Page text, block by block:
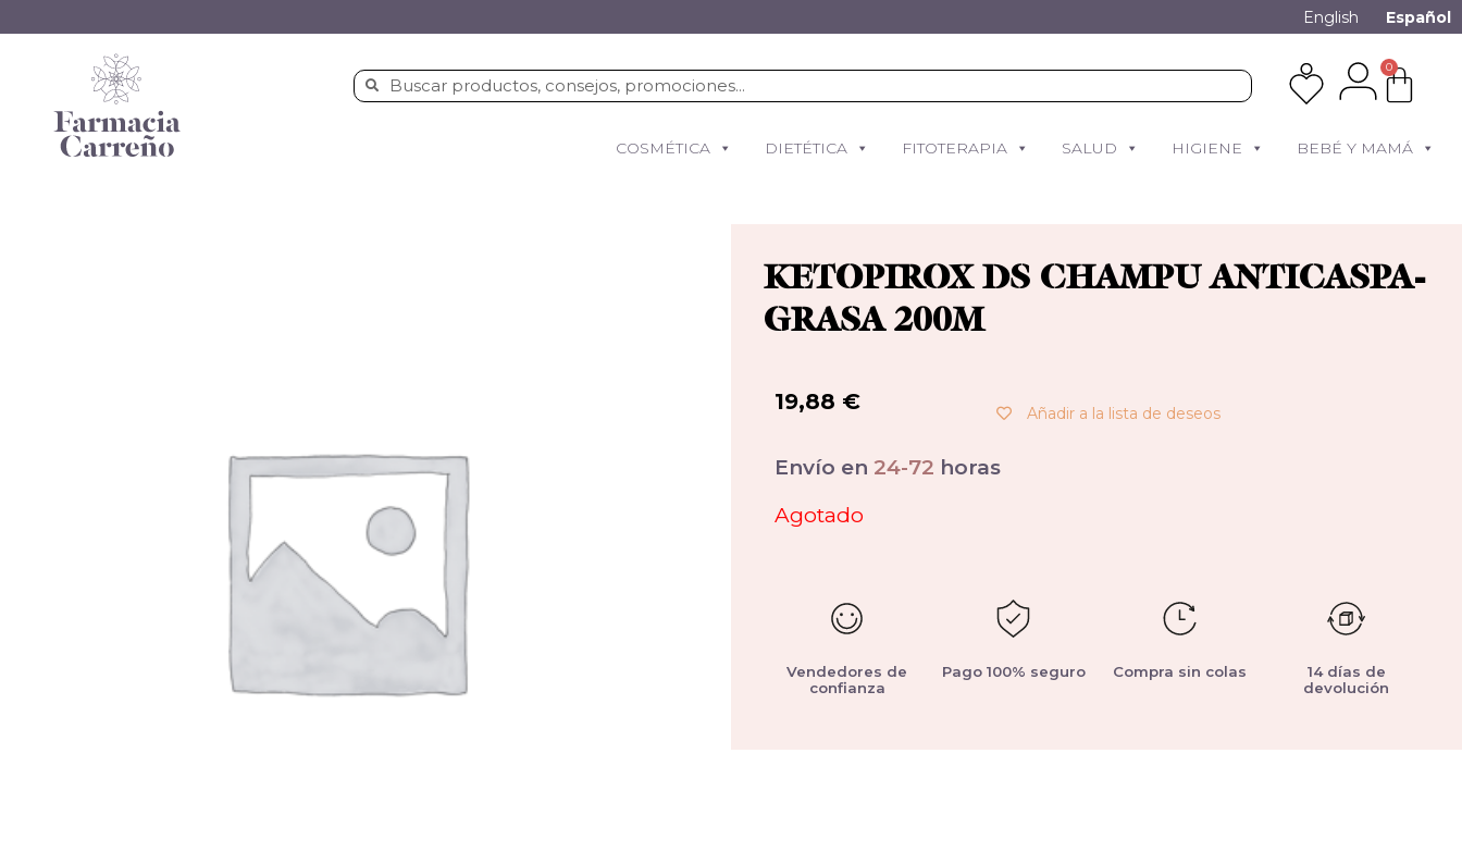
English Español
0
COSMÉTICA DIETÉTICA FITOTERAPIA SALUD HIGIENE BEBÉ Y MAMÁ
KETOPIROX DS CHAMPU ANTICASPA-
GRASA 200M
19,88 € Añadir a la lista de deseos
Envío en 24-72 horas
Agotado
Vendedores de
confianza
Pago 100% seguro Compra sin colas
14 días de
devolución